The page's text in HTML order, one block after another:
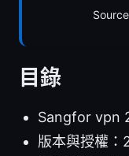
目錄
Sangfor vpn
版本與授權：